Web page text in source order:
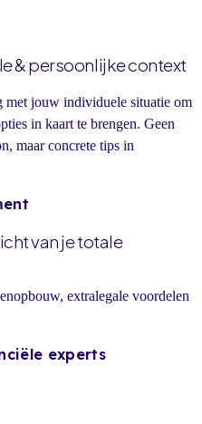
& persoonlijke context
met jouw individuele situatie om
in kaart te brengen. Geen
maar concrete tips in
van je totale
extralegale voordelen
experts